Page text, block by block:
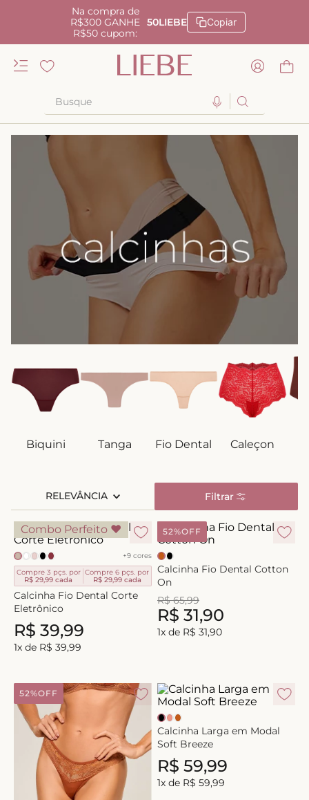
Na compra de
R$300 GANHE
R$50 cupom:
50LIEBE Copiar
Biquini Tanga Fio Dental Caleçon
RELEVÂNCIA Filtrar
Combo Perfeito ♥
+9 cores
Compre 3 pçs. por
R$ 29,99 cada
Compre 6 pçs. por
R$ 29,99cada
Calcinha Fio Dental Corte
Eletrônico
R$ 39,99
1x de R$ 39,99
52%OFF
Calcinha Fio Dental Cotton
On
R$ 65,99
R$ 31,90
1x de R$ 31,90
52%OFF
Calcinha Larga em Modal
Soft Breeze
R$ 59,99
1x de R$ 59,99
TERMOS MAIS BUSCADOS
kiss me
camisola
calcinha renda
anatomic
calcinha alta
º